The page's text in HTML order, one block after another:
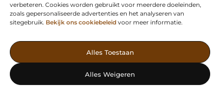
verbeteren. Cookies worden gebruikt voor meerdere doeleinden,
zoals gepersonaliseerde advertenties en het analyseren van
sitegebruik. Bekijk ons cookiebeleid voor meer informatie.
Alles Toestaan
Alles Weigeren
Vind Inspiratie, Deel Inzichten
waardevolle artikelen en effectieve advertenties. Ontdek, leer en
deel jouw verhaal vandaag nog!